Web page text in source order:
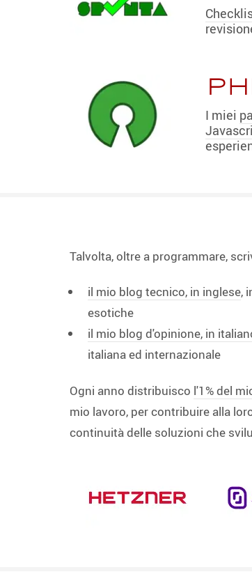
I miei
Talvolta, oltre a programmare,
il mio blog tecnico, in inglese,
esotiche
il mio blog d'opinione, in
italiana ed internazionale
Ogni anno distribuisco l'1% del
mio lavoro, per contribuire alla
continuità delle soluzioni che